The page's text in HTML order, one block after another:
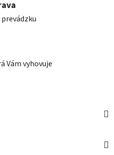
Vám vyhovuje